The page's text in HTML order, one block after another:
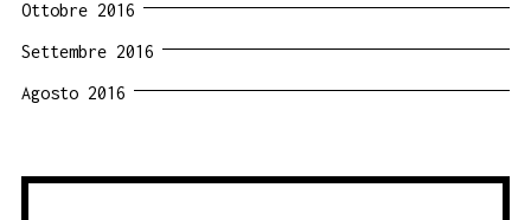
Ottobre 2016
Settembre 2016
Agosto 2016